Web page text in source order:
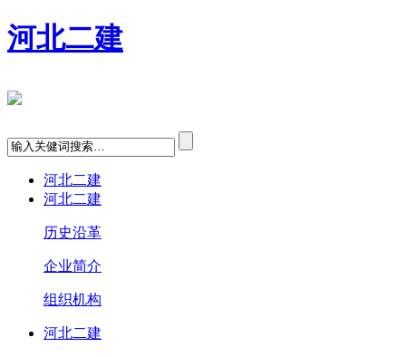
河北二建
河北二建
河北二建
历史沿革
企业简介
组织机构
河北二建